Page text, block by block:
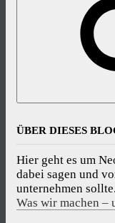
ÜBER DIESES
Hier geht es um
dabei sagen und
unternehmen sollte.
Was wir machen –